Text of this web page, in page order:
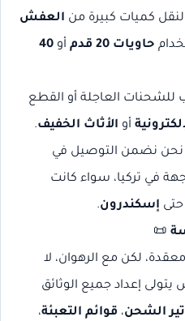
لنقل كميات كبيرة من العفش
حاويات 20 قدم أو40
للشحنات العاجلة أو القطع
أو الأثاث الخفيف.
نحن نضمن التوصيل في
في تركيا، سواء كانت
حتى إسكندرون.
📜
لكن مع الرهوان، لا
إعداد جميع الوثائق
الشحن، قوائم التعبئة،